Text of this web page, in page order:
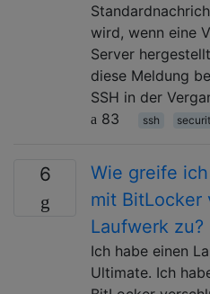
wird, wenn eine
Server
diese Meldung
SSH in der
83
ssh
6
Wie greife
mit BitLocker
Laufwerk zu?
Ich habe einen
Ultimate. Ich